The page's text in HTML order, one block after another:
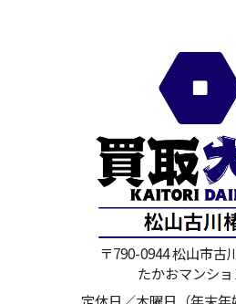
〒790-0944 松山市古
たかおマンシ